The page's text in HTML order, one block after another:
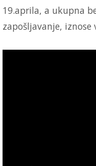
19.aprila, a ukupna
zapošljavanje,